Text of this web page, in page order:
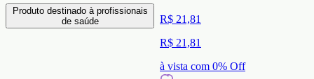
Produto destinado à profissionais
de saúde
R$ 21,81
R$ 21,81
à vista com 0% Off